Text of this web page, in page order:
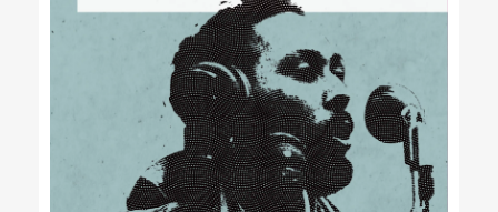
Rafael Flórez-Estrada
Robert Gammon
Roberto Bernui
Roberto Reyes Tarazona
Rodrigo Luque
Ronald Rivera Cachique
Rossana Sala
Valeria Venegas
Varios autores
Wayo Saravia